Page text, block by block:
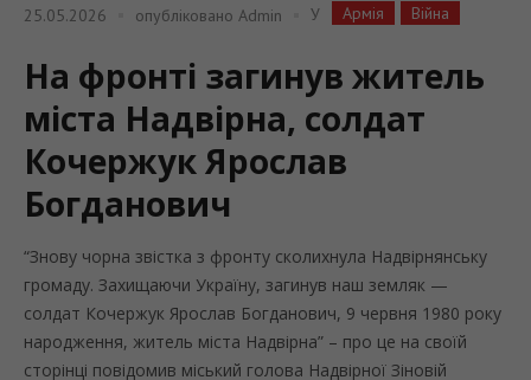
25.05.2026 опубліковано Admin У Армія Війна
На фронті загинув житель
міста Надвірна, солдат
Кочержук Ярослав
Богданович
“Знову чорна звістка з фронту сколихнула Надвірнянську
громаду. Захищаючи Україну, загинув наш земляк —
солдат Кочержук Ярослав Богданович, 9 червня 1980 року
народження, житель міста Надвірна” – про це на своїй
сторінці повідомив міський голова Надвірної Зіновій